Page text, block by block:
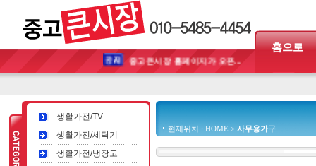
홈으로
중고큰시장 홈페이지가 오픈...
생활가전/TV
생활가전/세탁기
생활가전/냉장고
현재위치 : HOME > 사무용가구